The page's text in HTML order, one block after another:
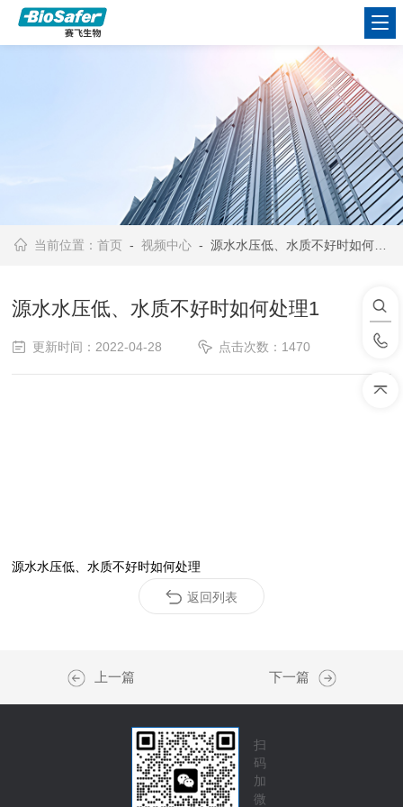
当前位置：首页 -视频中心 - 源水水压低、水质不好时如何处理1
源水水压低、水质不好时如何处理1
更新时间：2022-04-28 点击次数：1470
源水水压低、水质不好时如何处理
返回列表
上一篇 下一篇
扫
码
加
微